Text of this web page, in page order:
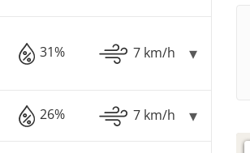
31% 7 km/h
26% 7 km/h